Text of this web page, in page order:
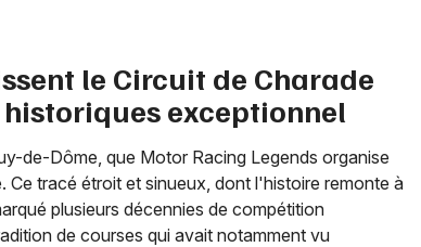
Artistes en tournée
Actus en Auvergne
Magazine en Auvergne
le Circuit de Charade
exceptionnel
de-Dôme, que Motor Racing Legends organise
tracé étroit et sinueux, dont l'histoire remonte à
plusieurs décennies de compétition
de courses qui avait notamment vu